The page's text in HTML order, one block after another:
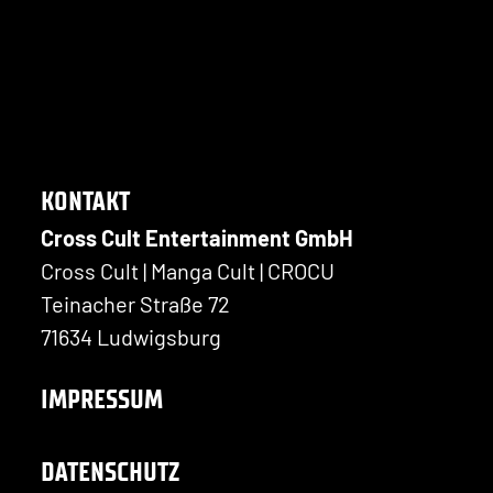
KONTAKT
Cross Cult Entertainment GmbH
Cross Cult | Manga Cult | CROCU
Teinacher Straße 72
71634 Ludwigsburg
IMPRESSUM
DATENSCHUTZ